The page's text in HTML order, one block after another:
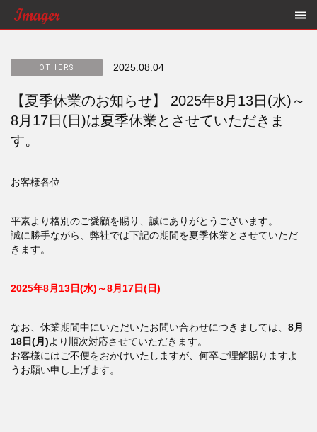
OTHERS 2025.08.04
【夏季休業のお知らせ】 2025年8月13日(水)～
8月17日(日)は夏季休業とさせていただきま
す。
お客様各位
平素より格別のご愛顧を賜り、誠にありがとうございます。
誠に勝手ながら、弊社では下記の期間を夏季休業とさせていただ
きます。
2025年8月13日(水)～8月17日(日)
なお、休業期間中にいただいたお問い合わせにつきましては、 8月
18日(月)より順次対応させていただきます。
お客様にはご不便をおかけいたしますが、何卒ご理解賜りますよ
うお願い申し上げます。